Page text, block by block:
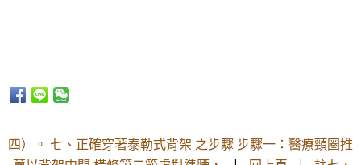
四）。 七、正確穿著泰勒式背架 之步驟 步驟一：醫療頸圈推